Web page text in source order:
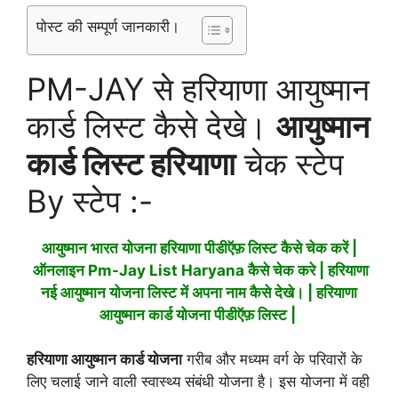
पोस्ट की सम्पूर्ण जानकारी।
PM-JAY से हरियाणा आयुष्मान
कार्ड लिस्ट कैसे देखे। आयुष्मान
कार्ड लिस्ट हरियाणाचेक स्टेप
By स्टेप :-
आयुष्मान भारत योजना हरियाणा पीडीऍफ़ लिस्ट कैसे चेक करें |
ऑनलाइन Pm-Jay List Haryana कैसे चेक करे | हरियाणा
नई आयुष्मान योजना लिस्ट में अपना नाम कैसे देखे। | हरियाणा
आयुष्मान कार्ड योजना पीडीऍफ़ लिस्ट |
हरियाणा आयुष्मान कार्ड योजनागरीब और मध्यम वर्ग के परिवारों के
लिए चलाई जाने वाली स्वास्थ्य संबंधी योजना है। इस योजना में वही